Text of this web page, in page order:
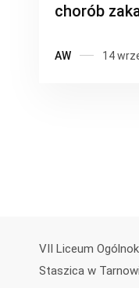
chorób
AW 14
VII Liceum
Staszica w